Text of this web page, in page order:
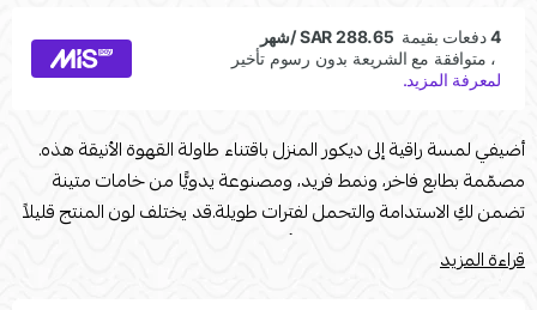
أضيفي لمسة راقية إلى ديكور المنزل باقتناء طاولة القهوة الأنيقة هذه.
مصمّمة بطابع فاخر، ونمط فريد، ومصنوعة يدويًّا من خامات متينة
تضمن لكِ الاستدامة والتحمل لفترات طويلة.قد يختلف لون المنتج قليلاً
بسبب إضاءة الصور الفوتوغرافية أو إعدادات الشاشة الخاصة بك.
تُستخدم صور المنتج المرفقة لأغراض التوضيح والتمثيل
قراءة المزيد